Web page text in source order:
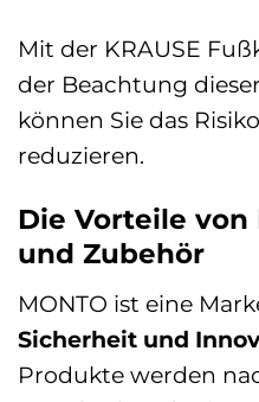
Mit der KRAUSE
der Beachtung
können Sie das
reduzieren.
Die Vorteile von
und Zubehör
MONTO ist eine
Sicherheit und
Produkte werden